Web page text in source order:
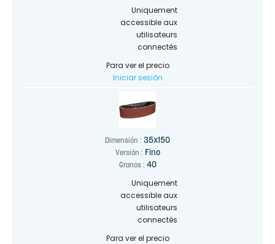
Uniquement
accessible aux
utilisateurs
connectés
Para ver el precio
Iniciar sesión
Dimensión : 35x150
Versión : Fino
Granos : 40
Uniquement
accessible aux
utilisateurs
connectés
Para ver el precio